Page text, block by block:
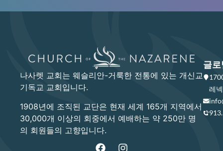
나사렛 교회는 웨슬리안-거룩한 전통에 있는 개신교
기독교 교회입니다.
1908년에 조직된 교단은 현재 세계 165개 지역에서
30,000개 이상의 회중에서 예배하는 약 250만 명
의 회원들의 고향입니다.
글로
레